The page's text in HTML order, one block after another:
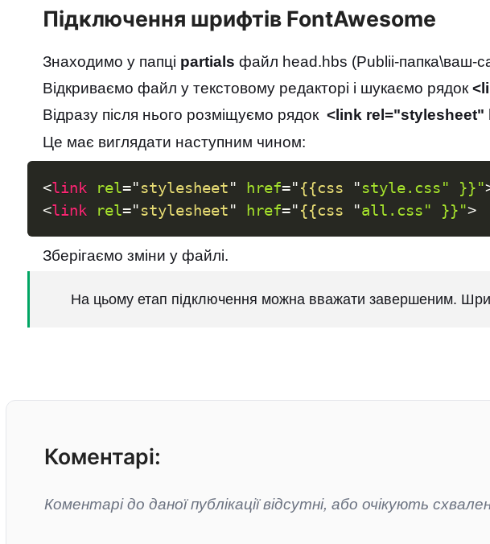
Підключення шрифтів FontAwesome
Знаходимо у папці partials файл head.hbs (Publii-папка\ваш-
Відкриваємо файл у текстовому редакторі і шукаємо рядок
Відразу після нього розміщуємо рядок <link
Це має виглядати наступним чином:
<link rel="stylesheet" href="{{css "style.css" }}"
<link rel="stylesheet" href="{{css "all.css" }}">
Зберігаємо зміни у файлі.
На цьому етап підключення можна вважати завершеним.
Коментарі:
Коментарі до даної публікації відсутні, або очікують